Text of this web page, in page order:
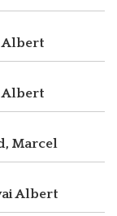
Albert
Albert
Marcel
Albert